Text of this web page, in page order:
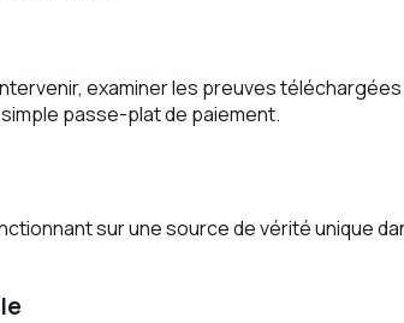
examiner les preuves
passe-plat de paiement.
sur une source de vérité unique